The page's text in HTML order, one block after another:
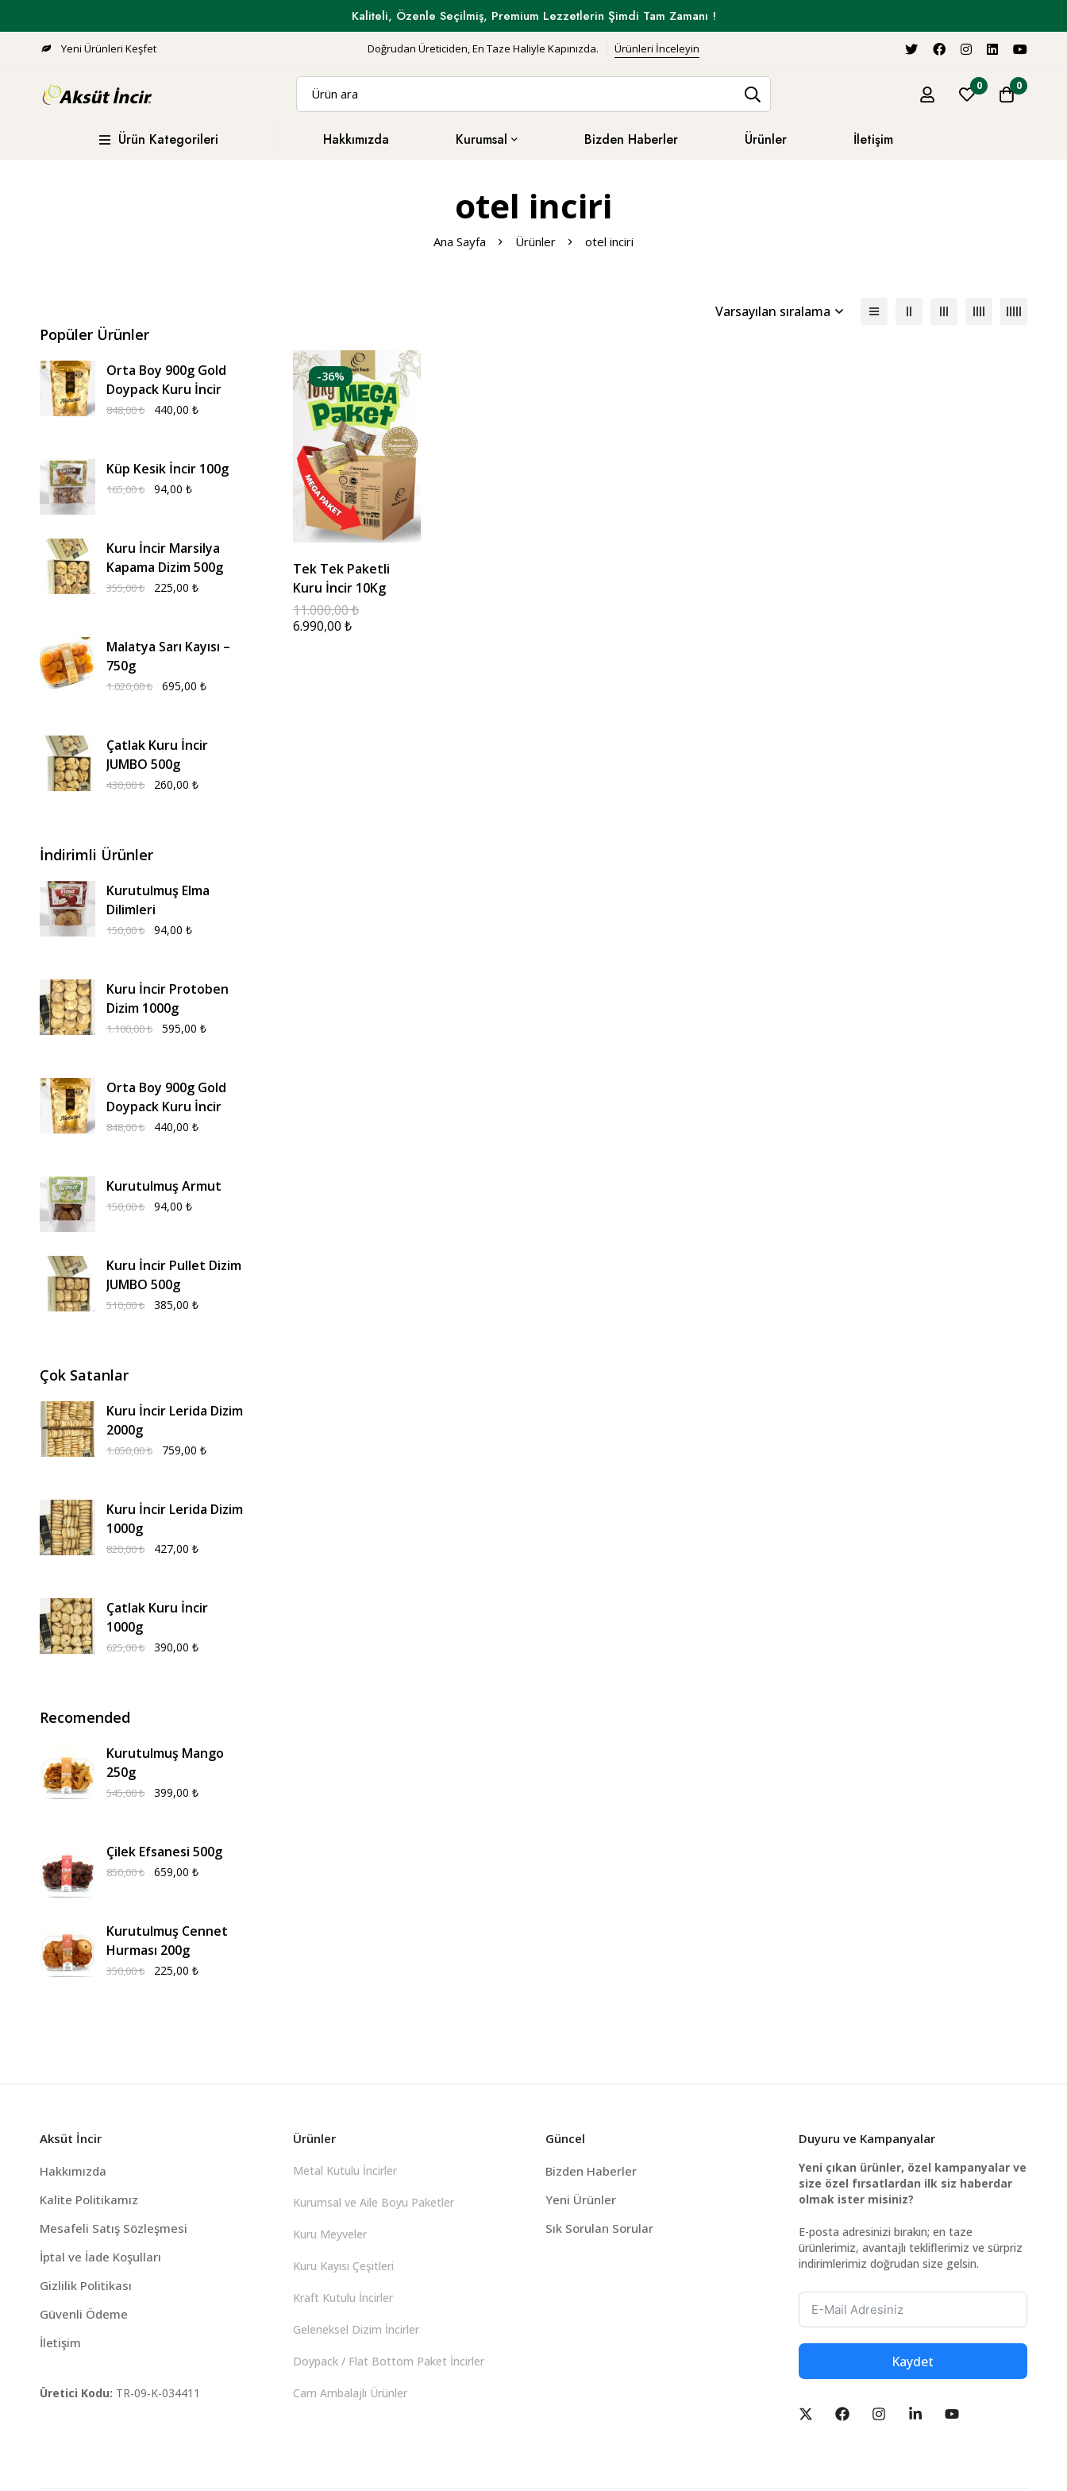
Kaliteli, Özenle Seçilmiş, Premium Lezzetlerin Şimdi Tam Zamanı !
Yeni Ürünleri Keşfet Doğrudan Üreticiden, En Taze Haliyle Kapınızda. Ürünleri İnceleyin
0 0
Ürün Kategorileri Hakkımızda Kurumsal Bizden Haberler Ürünler İletişim
otel inciri
Ana Sayfa Ürünler otel inciri
Popüler Ürünler
Orta Boy 900g Gold
Doypack Kuru İncir
848,00₺ 440,00 ₺
Küp Kesik İncir 100g
165,00₺ 94,00 ₺
Kuru İncir Marsilya
Kapama Dizim 500g
355,00₺ 225,00 ₺
Malatya Sarı Kayısı –
750g
1.020,00₺ 695,00 ₺
Çatlak Kuru İncir
JUMBO 500g
430,00₺ 260,00 ₺
İndirimli Ürünler
Kurutulmuş Elma
Dilimleri
150,00₺ 94,00 ₺
Kuru İncir Protoben
Dizim 1000g
1.100,00₺ 595,00 ₺
Orta Boy 900g Gold
Doypack Kuru İncir
848,00₺ 440,00 ₺
Kurutulmuş Armut
150,00₺ 94,00 ₺
Kuru İncir Pullet Dizim
JUMBO 500g
510,00₺ 385,00 ₺
Çok Satanlar
Kuru İncir Lerida Dizim
2000g
1.050,00₺ 759,00 ₺
Kuru İncir Lerida Dizim
1000g
820,00₺ 427,00 ₺
Çatlak Kuru İncir
1000g
625,00₺ 390,00 ₺
Recomended
Kurutulmuş Mango
250g
545,00₺ 399,00 ₺
Çilek Efsanesi 500g
850,00₺ 659,00 ₺
Kurutulmuş Cennet
Hurması 200g
350,00₺ 225,00 ₺
Varsayılan sıralama
-36%
Tek Tek Paketli
Kuru İncir 10Kg
11.000,00₺
6.990,00 ₺
Aksüt İncir
Hakkımızda
Kalite Politikamız
Mesafeli Satış Sözleşmesi
İptal ve İade Koşulları
Gizlilik Politikası
Güvenli Ödeme
İletişim
Üretici Kodu: TR-09-K-034411
Ürünler
Metal Kutulu İncirler
Kurumsal ve Aile Boyu Paketler
Kuru Meyveler
Kuru Kayısı Çeşitleri
Kraft Kutulu İncirler
Geleneksel Dizim İncirler
Doypack / Flat Bottom Paket İncirler
Cam Ambalajlı Ürünler
Güncel
Bizden Haberler
Yeni Ürünler
Sık Sorulan Sorular
Duyuru ve Kampanyalar
Yeni çıkan ürünler, özel kampanyalar ve
size özel fırsatlardan ilk siz haberdar
olmak ister misiniz?
E-posta adresinizi bırakın; en taze
ürünlerimiz, avantajlı tekliflerimiz ve sürpriz
indirimlerimiz doğrudan size gelsin.
Kaydet